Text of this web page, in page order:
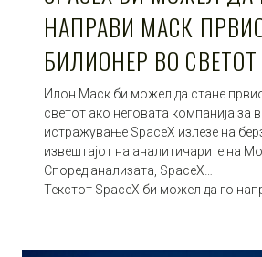
НАПРАВИ МАСК
БИЛИОНЕР ВО СВЕТОТ
Илон Маск би можел да стане
светот ако неговата компанија за
истражување SpaceX излезе на
извештајот на аналитичарите на
Според анализата, SpaceX…
Текстот SpaceX би можел да го